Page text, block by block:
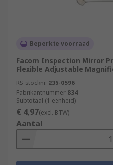
Beperkte voorraad
Facom Inspection Mirror
Flexible Adjustable
RS-stocknr. 236-0596
Fabrikantnummer 834
Subtotaal (1 eenheid)
€ 4,97(excl. BTW)
Aantal